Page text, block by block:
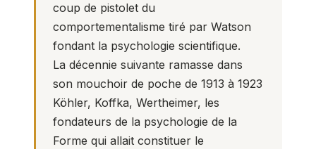
coup de pistolet du
comportementalisme tiré par Watson
fondant la psychologie scientifique.
La décennie suivante ramasse dans
son mouchoir de poche de 1913 à 1923
Köhler, Koffka, Wertheimer, les
fondateurs de la psychologie de la
Forme qui allait constituer le